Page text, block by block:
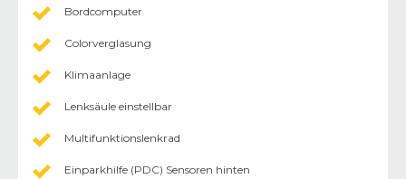
Bordcomputer
Colorverglasung
Klimaanlage
Lenksäule einstellbar
Multifunktionslenkrad
Einparkhilfe (PDC) Sensoren hinten